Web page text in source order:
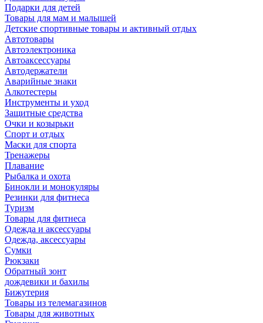
Подарки для детей
Товары для мам и малышей
Детские спортивные товары и активный отдых
Автотовары
Автоэлектроника
Автоаксессуары
Автодержатели
Аварийные знаки
Алкотестеры
Инструменты и уход
Защитные средства
Очки и козырьки
Спорт и отдых
Маски для спорта
Тренажеры
Плавание
Рыбалка и охота
Бинокли и монокуляры
Резинки для фитнеса
Туризм
Товары для фитнеса
Одежда и аксессуары
Одежда, аксессуары
Сумки
Рюкзаки
Обратный зонт
дождевики и бахилы
Бижутерия
Товары из телемагазинов
Товары для животных